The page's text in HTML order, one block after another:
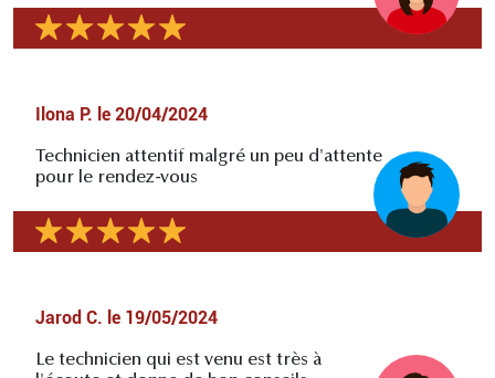
Ilona P. le 20/04/2024
Technicien attentif malgré un peu d'attente
pour le rendez-vous
Jarod C. le 19/05/2024
Le technicien qui est venu est très à